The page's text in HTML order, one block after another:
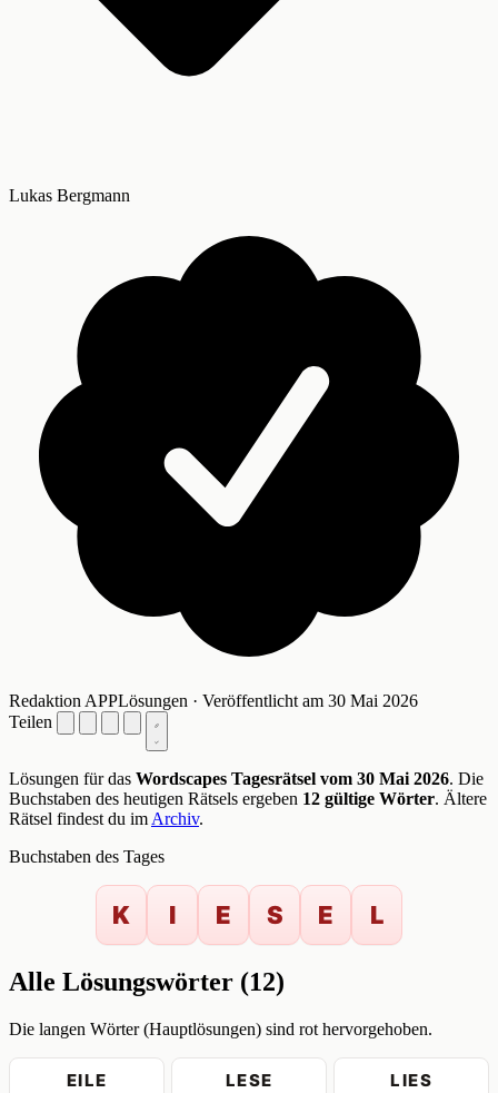
Lukas Bergmann
Redaktion APPLösungen · Veröffentlicht am 30 Mai 2026
Teilen
Lösungen für das Wordscapes Tagesrätsel vom 30 Mai 2026. Die
Buchstaben des heutigen Rätsels ergeben 12 gültige Wörter. Ältere
Rätsel findest du imArchiv.
Buchstaben des Tages
K I E S E L
Alle Lösungswörter (12)
Die langen Wörter (Hauptlösungen) sind rot hervorgehoben.
EILE LESE LIES